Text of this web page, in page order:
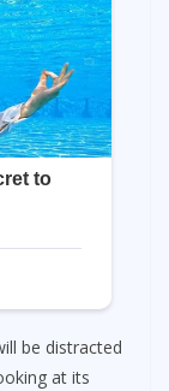
be distracted
at its